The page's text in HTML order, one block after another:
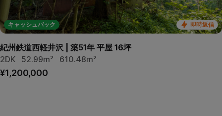
即時返信
キャッシュバック
紀州鉄道西軽井沢 | 築51年 平屋 16坪
2DK
52.99m² 610.48m²
¥1,200,000